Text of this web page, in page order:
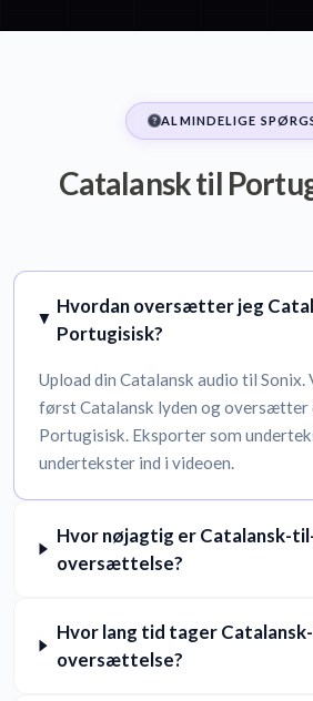
ALMINDELIGE
Catalansk til
Hvordan oversætter jeg
Portugisisk?
Upload din Catalansk audio til
først Catalansk lyden og
Portugisisk. Eksporter som
undertekster ind i videoen.
Hvor nøjagtig er Catalansk-
oversættelse?
Hvor lang tid tager
oversættelse?